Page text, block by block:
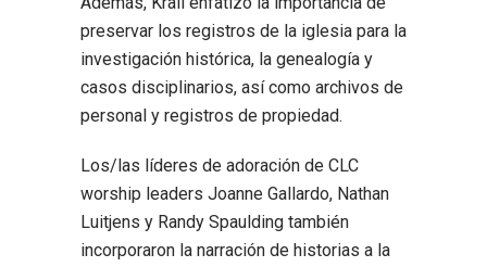
preservar los registros de la iglesia para la
investigación histórica, la genealogía y
casos disciplinarios, así como archivos de
personal y registros de propiedad.
Los/las líderes de adoración de CLC
worship leaders Joanne Gallardo, Nathan
Luitjens y Randy Spaulding también
incorporaron la narración de historias a la